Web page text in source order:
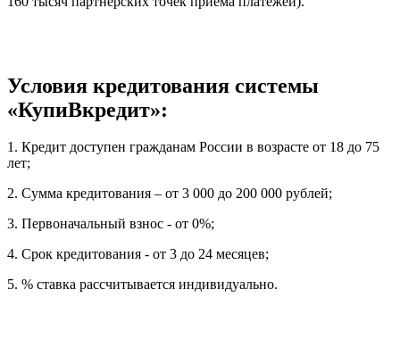
Условия кредитования системы
«КупиВкредит»:
1. Кредит доступен гражданам России в возрасте от 18 до 75
лет;
2. Сумма кредитования – от 3 000 до 200 000 рублей;
3. Первоначальный взнос - от 0%;
4. Срок кредитования - от 3 до 24 месяцев;
5. % ставка рассчитывается индивидуально.